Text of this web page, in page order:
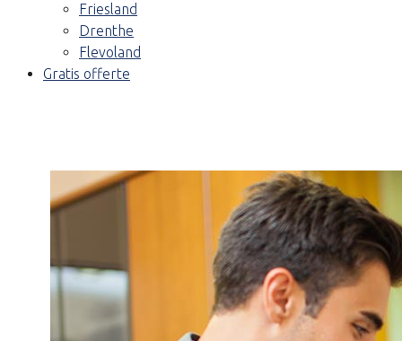
Friesland
Drenthe
Flevoland
Gratis offerte